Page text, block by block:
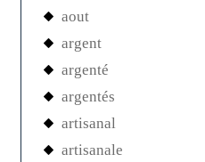
aout
argent
argenté
argentés
artisanal
artisanale